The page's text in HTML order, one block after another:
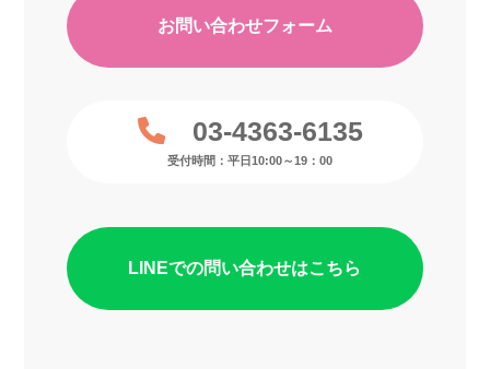
お問い合わせフォーム
03-4363-6135
受付時間：平日10:00～19：00
LINEでの問い合わせはこちら